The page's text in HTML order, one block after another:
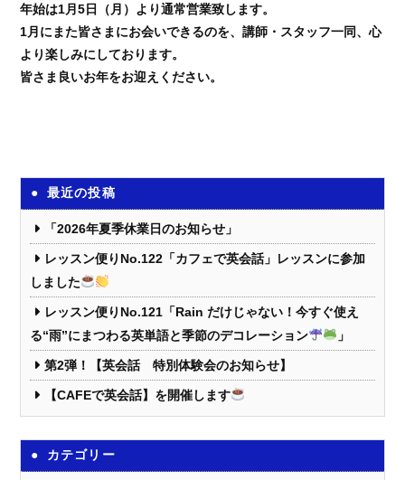
年始は1月5日（月）より通常営業致します。
1月にまた皆さまにお会いできるのを、講師・スタッフ一同、心
より楽しみにしております。
皆さま良いお年をお迎えください。
最近の投稿
「2026年夏季休業日のお知らせ」
レッスン便りNo.122「カフェで英会話」レッスンに参加
しました
レッスン便りNo.121「Rain だけじゃない！今すぐ使え
る“雨”にまつわる英単語と季節のデコレーション
」
第2弾！【英会話 特別体験会のお知らせ】
【CAFEで英会話】を開催します
カテゴリー